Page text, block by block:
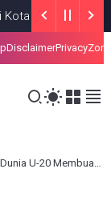
GAZA JULY
DisclaimerPrivacy
NOC Indonesia Kini Berjaga-jaga